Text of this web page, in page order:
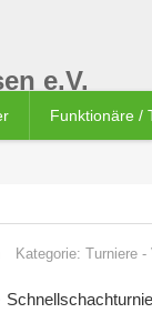
e.V.
Funktionäre /
Kategorie: Turniere -